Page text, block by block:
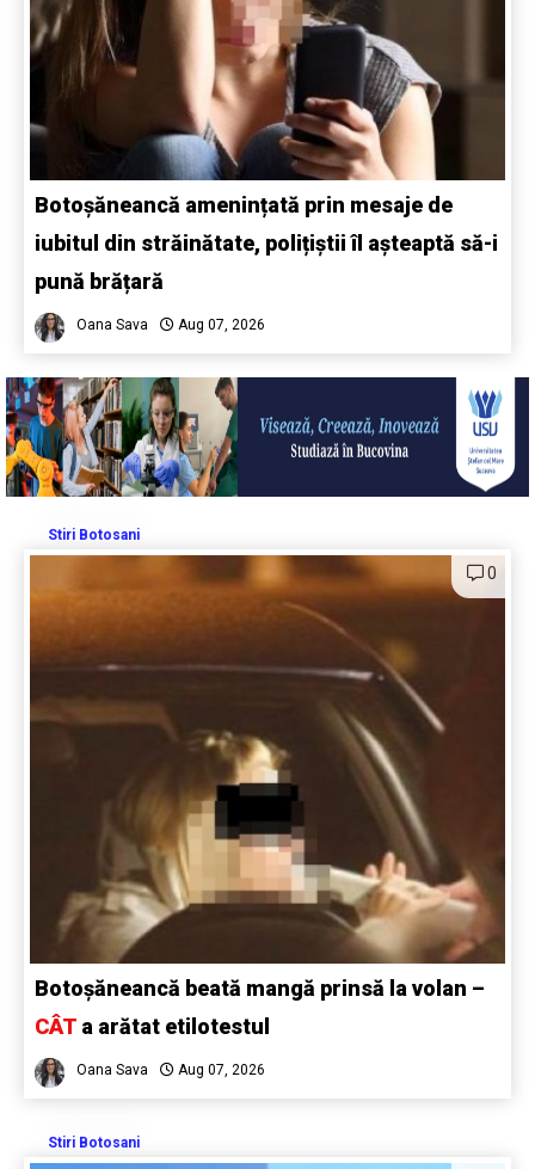
Botoșăneancă amenințată prin mesaje de
iubitul din străinătate, polițiștii îl așteaptă să-i
pună brățară
Oana Sava Aug 07, 2026
Stiri Botosani
0
Botoșăneancă beată mangă prinsă la volan –
CÂT a arătat etilotestul
Oana Sava Aug 07, 2026
Stiri Botosani